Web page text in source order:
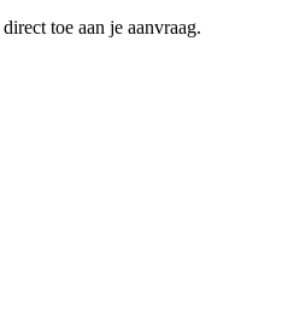
toe aan je aanvraag.